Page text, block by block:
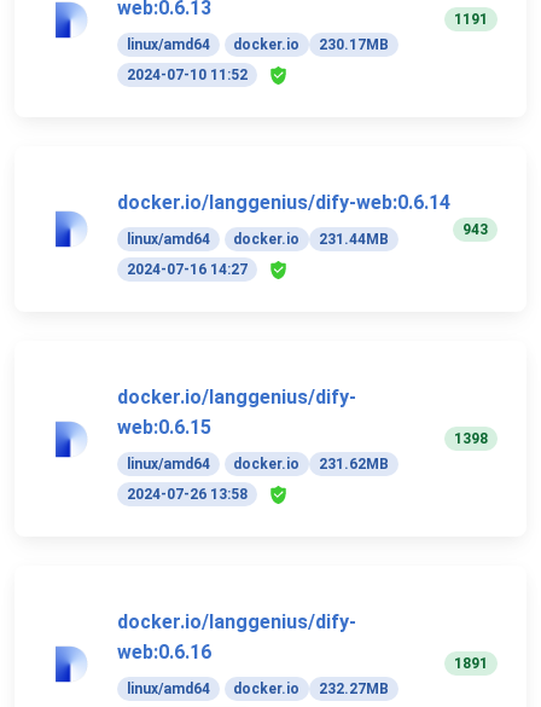
web:0.6.13
linux/amd64 docker.io
230.17MB
2024-07-10 11:52
1191
docker.io/langgenius/dify-web:0.6.14
linux/amd64 docker.io
231.44MB
2024-07-16 14:27
943
docker.io/langgenius/dify-
web:0.6.15
linux/amd64 docker.io
231.62MB
2024-07-26 13:58
1398
docker.io/langgenius/dify-
web:0.6.16
linux/amd64 docker.io
232.27MB
1891